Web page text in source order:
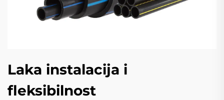
Laka instalacija i
fleksibilnost